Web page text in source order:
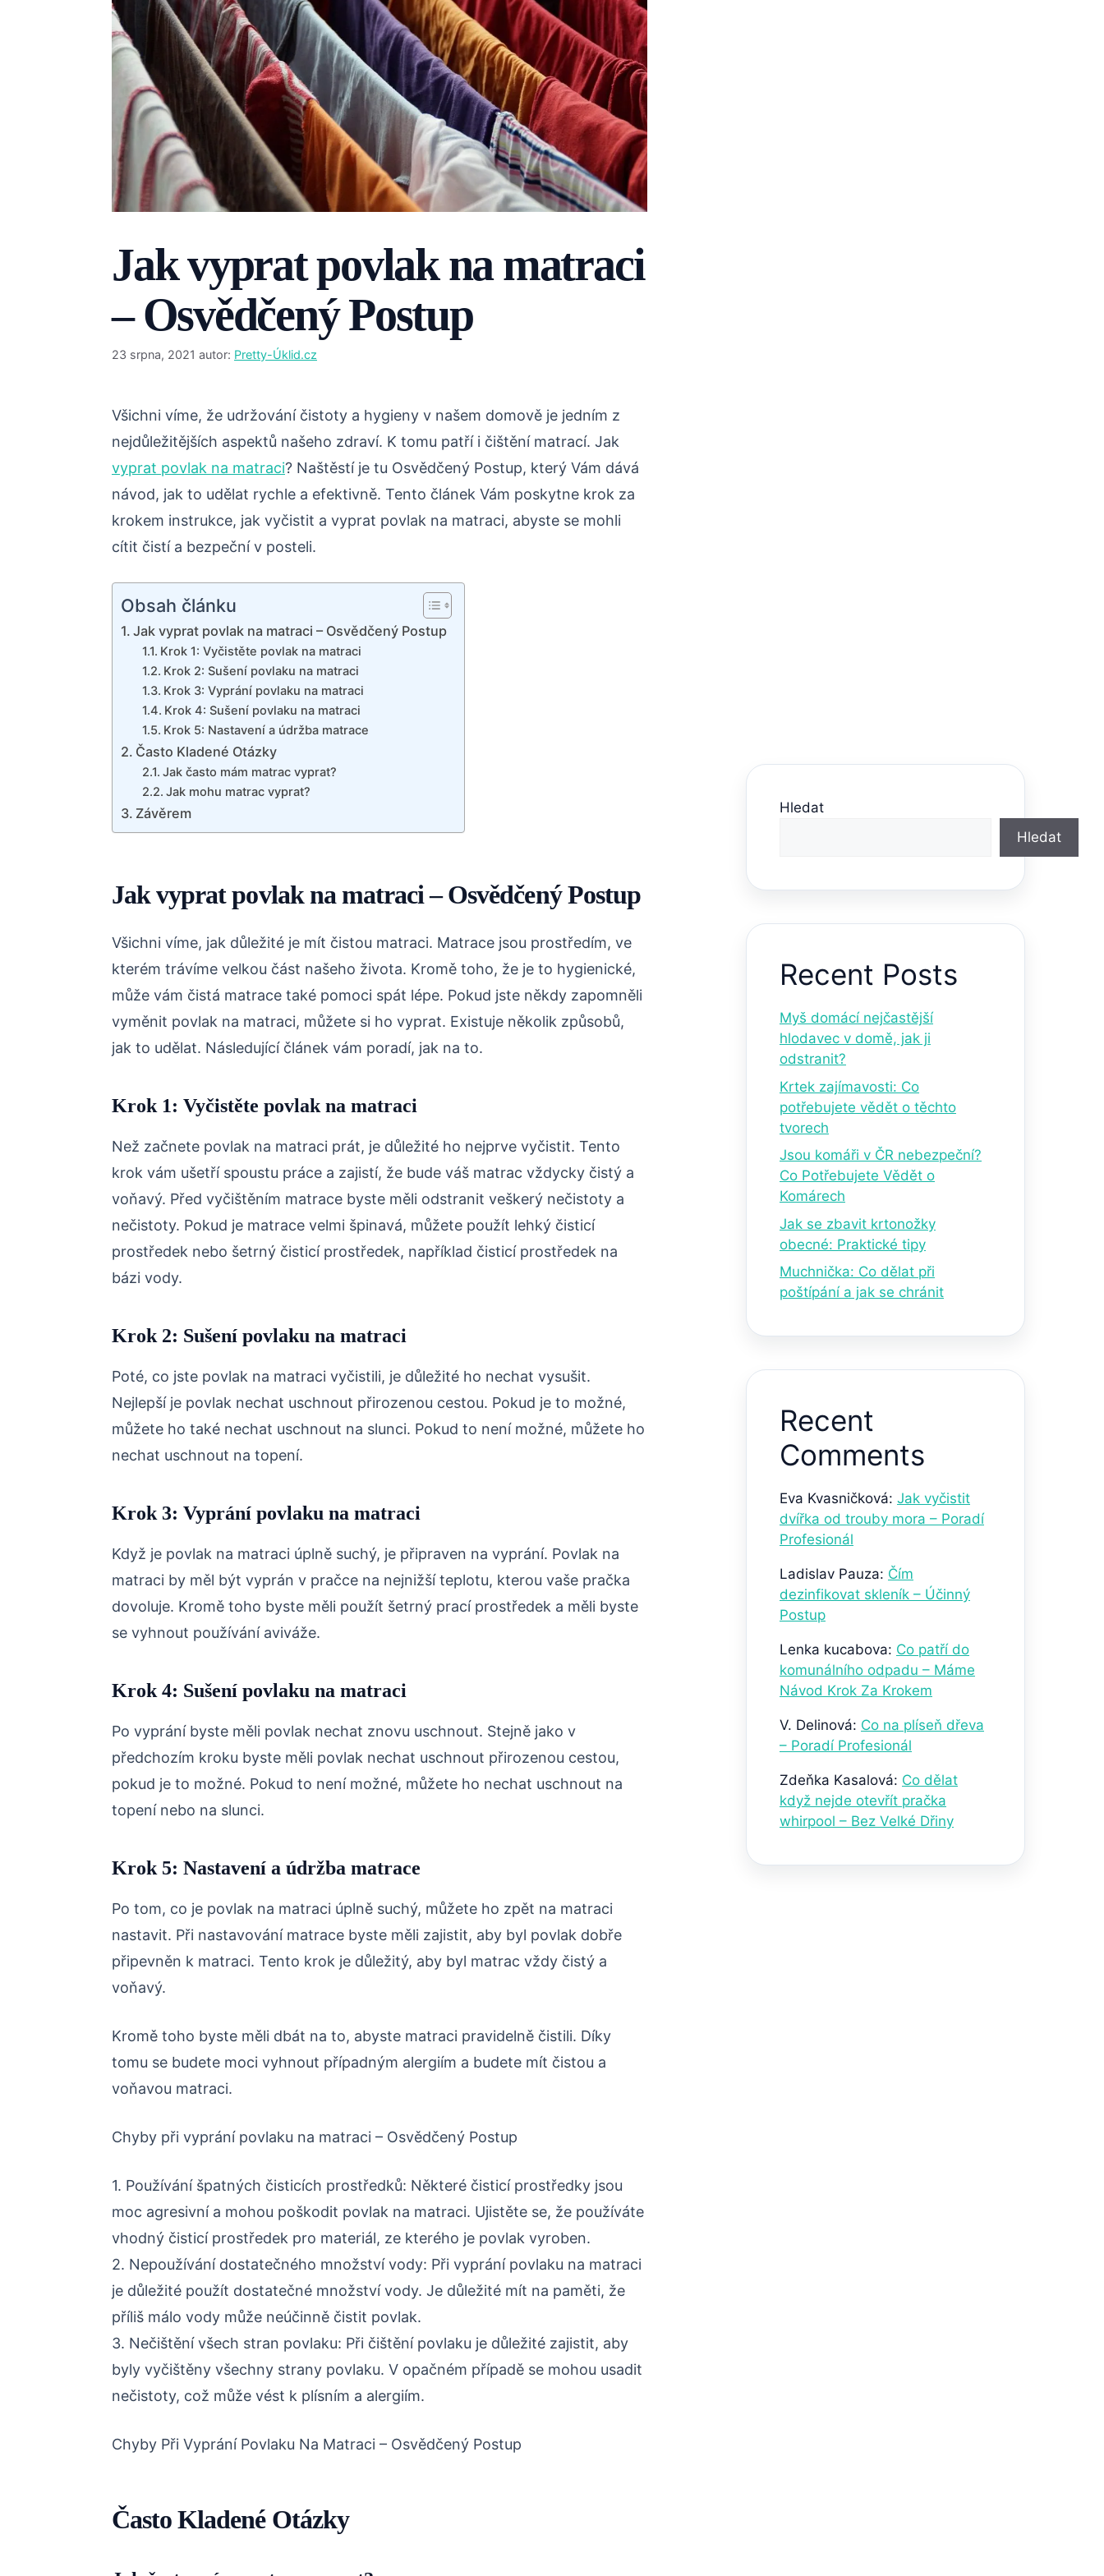
Jak vyprat povlak na matraci
– Osvědčený Postup
23 srpna, 2021 autor: Pretty-Úklid.cz
Všichni víme, že udržování čistoty a hygieny v našem domově je jedním z
nejdůležitějších aspektů našeho zdraví. K tomu patří i čištění matrací. Jak
vyprat povlak na matraci? Naštěstí je tu Osvědčený Postup, který Vám dává
návod, jak to udělat rychle a efektivně. Tento článek Vám poskytne krok za
krokem instrukce, jak vyčistit a vyprat povlak na matraci, abyste se mohli
cítit čistí a bezpeční v posteli.
Obsah článku
Jak vyprat povlak na matraci – Osvědčený Postup
Krok 1: Vyčistěte povlak na matraci
Krok 2: Sušení povlaku na matraci
Krok 3: Vyprání povlaku na matraci
Krok 4: Sušení povlaku na matraci
Krok 5: Nastavení a údržba matrace
Často Kladené Otázky
Jak často mám matrac vyprat?
Jak mohu matrac vyprat?
Závěrem
Jak vyprat povlak na matraci – Osvědčený Postup
Všichni víme, jak důležité je mít čistou matraci. Matrace jsou prostředím, ve
kterém trávíme velkou část našeho života. Kromě toho, že je to hygienické,
může vám čistá matrace také pomoci spát lépe. Pokud jste někdy zapomněli
vyměnit povlak na matraci, můžete si ho vyprat. Existuje několik způsobů,
jak to udělat. Následující článek vám poradí, jak na to.
Krok 1: Vyčistěte povlak na matraci
Než začnete povlak na matraci prát, je důležité ho nejprve vyčistit. Tento
krok vám ušetří spoustu práce a zajistí, že bude váš matrac vždycky čistý a
voňavý. Před vyčištěním matrace byste měli odstranit veškerý nečistoty a
nečistoty. Pokud je matrace velmi špinavá, můžete použít lehký čisticí
prostředek nebo šetrný čisticí prostředek, například čisticí prostředek na
bázi vody.
Krok 2: Sušení povlaku na matraci
Poté, co jste povlak na matraci vyčistili, je důležité ho nechat vysušit.
Nejlepší je povlak nechat uschnout přirozenou cestou. Pokud je to možné,
můžete ho také nechat uschnout na slunci. Pokud to není možné, můžete ho
nechat uschnout na topení.
Krok 3: Vyprání povlaku na matraci
Když je povlak na matraci úplně suchý, je připraven na vyprání. Povlak na
matraci by měl být vyprán v pračce na nejnižší teplotu, kterou vaše pračka
dovoluje. Kromě toho byste měli použít šetrný prací prostředek a měli byste
se vyhnout používání aviváže.
Krok 4: Sušení povlaku na matraci
Po vyprání byste měli povlak nechat znovu uschnout. Stejně jako v
předchozím kroku byste měli povlak nechat uschnout přirozenou cestou,
pokud je to možné. Pokud to není možné, můžete ho nechat uschnout na
topení nebo na slunci.
Krok 5: Nastavení a údržba matrace
Po tom, co je povlak na matraci úplně suchý, můžete ho zpět na matraci
nastavit. Při nastavování matrace byste měli zajistit, aby byl povlak dobře
připevněn k matraci. Tento krok je důležitý, aby byl matrac vždy čistý a
voňavý.
Kromě toho byste měli dbát na to, abyste matraci pravidelně čistili. Díky
tomu se budete moci vyhnout případným alergiím a budete mít čistou a
voňavou matraci.
Chyby při vyprání povlaku na matraci – Osvědčený Postup
1. Používání špatných čisticích prostředků: Některé čisticí prostředky jsou
moc agresivní a mohou poškodit povlak na matraci. Ujistěte se, že používáte
vhodný čisticí prostředek pro materiál, ze kterého je povlak vyroben.
2. Nepoužívání dostatečného množství vody: Při vyprání povlaku na matraci
je důležité použít dostatečné množství vody. Je důležité mít na paměti, že
příliš málo vody může neúčinně čistit povlak.
3. Nečištění všech stran povlaku: Při čištění povlaku je důležité zajistit, aby
byly vyčištěny všechny strany povlaku. V opačném případě se mohou usadit
nečistoty, což může vést k plísním a alergiím.
Chyby Při Vyprání Povlaku Na Matraci – Osvědčený Postup
Často Kladené Otázky
Hledat
Hledat
Recent Posts
Myš domácí nejčastější
hlodavec v domě, jak ji
odstranit?
Krtek zajímavosti: Co
potřebujete vědět o těchto
tvorech
Jsou komáři v ČR nebezpeční?
Co Potřebujete Vědět o
Komárech
Jak se zbavit krtonožky
obecné: Praktické tipy
Muchnička: Co dělat při
poštípání a jak se chránit
Recent
Comments
Eva Kvasničková: Jak vyčistit
dvířka od trouby mora – Poradí
Profesionál
Ladislav Pauza: Čím
dezinfikovat skleník – Účinný
Postup
Lenka kucabova: Co patří do
komunálního odpadu – Máme
Návod Krok Za Krokem
V. Delinová: Co na plíseň dřeva
– Poradí Profesionál
Zdeňka Kasalová: Co dělat
když nejde otevřít pračka
whirpool – Bez Velké Dřiny